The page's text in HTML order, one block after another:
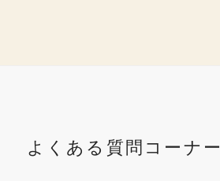
よくある質問コーナー